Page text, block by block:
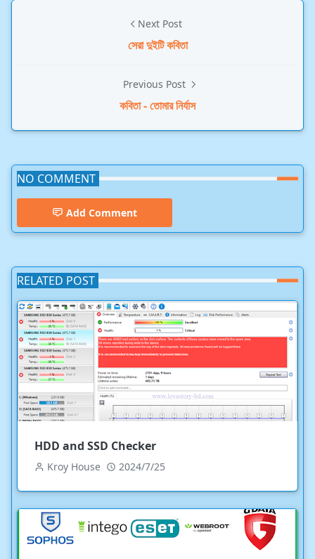
Next Post
সেরা দুইটি কবিতা
Previous Post
কবিতা - তোমার নির্যাস
NO COMMENT
Add Comment
RELATED POST
HDD and SSD Checker
Kroy House 2024/7/25